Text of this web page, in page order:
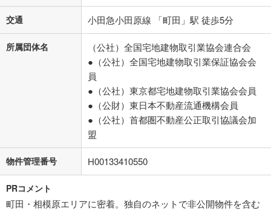
交通 小田急小田原線 「町田」駅 徒歩5分
所属団体名
（公社）全国宅地建物取引業協会連合会
●（公社）全国宅地建物取引業保証協会会
員
●（公社）東京都宅地建物取引業協会会員
●（公財）東日本不動産流通機構会員
●（公社）首都圏不動産公正取引協議会加
盟
物件管理番号 H00133410550
PRコメント
町田・相模原エリアに密着。独自のネットで非公開物件を含む